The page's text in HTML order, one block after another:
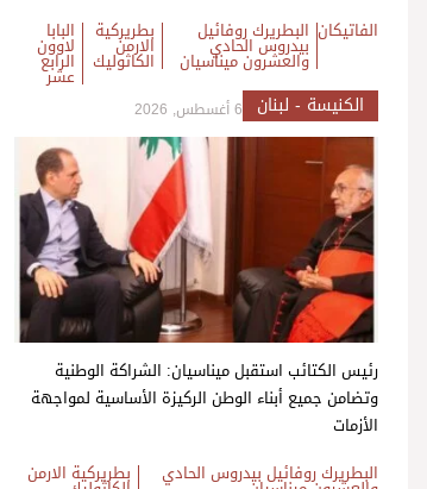
الفاتيكان البطريرك روفائيل
بيدروس الحادي
والعشرون ميناسيان
بطريركية
الارمن
الكاثوليك
البابا
لاوون
الرابع
عشر
الكنيسة - لبنان 6 أغسطس, 2026
رئيس الكتائب استقبل ميناسيان: الشراكة الوطنية
وتضامن جميع أبناء الوطن الركيزة الأساسية لمواجهة
الأزمات
البطريرك روفائيل بيدروس الحادي
بطريركية الارمن